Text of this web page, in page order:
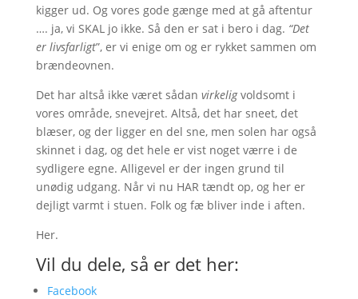
kigger ud. Og vores gode gænge med at gå aftentur
…. ja, vi SKAL jo ikke. Så den er sat i bero i dag. “Det
er livsfarligt”, er vi enige om og er rykket sammen om
brændeovnen.
Det har altså ikke været sådan virkeligvoldsomt i
vores område, snevejret. Altså, det har sneet, det
blæser, og der ligger en del sne, men solen har også
skinnet i dag, og det hele er vist noget værre i de
sydligere egne. Alligevel er der ingen grund til
unødig udgang. Når vi nu HAR tændt op, og her er
dejligt varmt i stuen. Folk og fæ bliver inde i aften.
Her.
Vil du dele, så er det her:
Facebook